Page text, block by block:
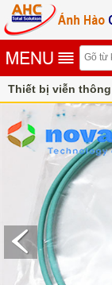
Thiết bị viễn thông